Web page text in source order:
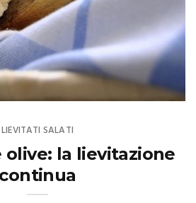
LIEVITATI SALATI
olive: la lievitazione
continua